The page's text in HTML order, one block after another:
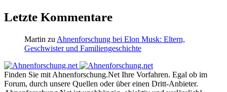
Letzte Kommentare
Martin zu Ahnenforschung bei Elon Musk: Eltern,
Geschwister und Familiengeschichte
Finden Sie mit Ahnenforschung.Net Ihre Vorfahren. Egal ob im
Forum, durch unsere Quellen oder über einen Dritt-Anbieter.